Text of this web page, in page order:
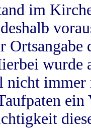
im
wurde
nicht